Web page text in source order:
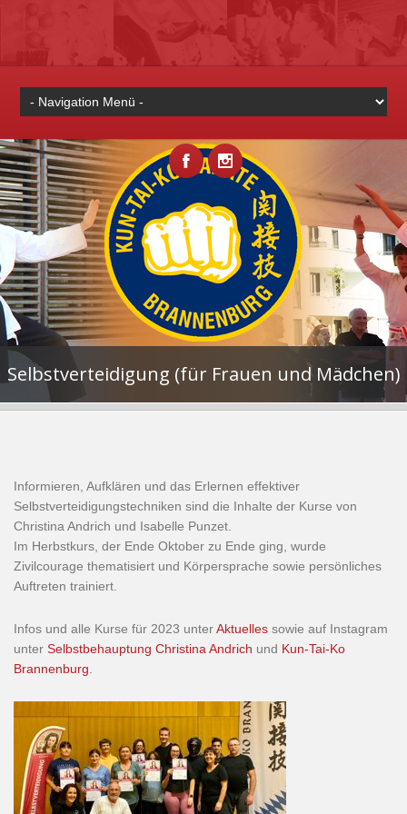
Selbstverteidigung (für Frauen und Mädchen)
Informieren, Aufklären und das Erlernen effektiver
Selbstverteidigungstechniken sind die Inhalte der Kurse von
Christina Andrich und Isabelle Punzet.
Im Herbstkurs, der Ende Oktober zu Ende ging, wurde
Zivilcourage thematisiert und Körpersprache sowie persönliches
Auftreten trainiert.
Infos und alle Kurse für 2023 unterAktuelles sowie auf Instagram
unter Selbstbehauptung Christina Andrich und Kun-Tai-Ko
Brannenburg